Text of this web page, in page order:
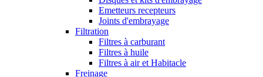
Emetteurs recepteurs
Joints d'embrayage
Filtration
Filtres à carburant
Filtres à huile
Filtres à air et Habitacle
Freinage